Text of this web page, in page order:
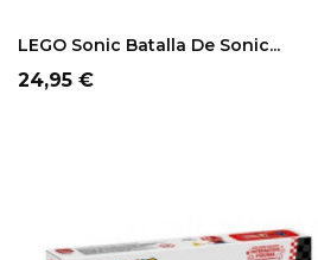
LEGO Sonic Batalla De Sonic...
Precio
24,95 €